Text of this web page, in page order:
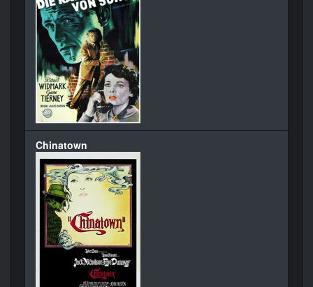
Chinatown